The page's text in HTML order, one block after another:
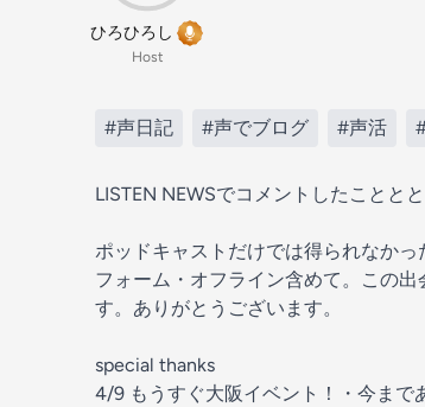
ひろひろし
Host
#声日記 #声でブログ #声活
LISTEN NEWSでコメントしたことと
ポッドキャストだけでは得られなか
フォーム・オフライン含めて。この
す。ありがとうございます。
special thanks
4/9 もうすぐ大阪イベント！・今まで